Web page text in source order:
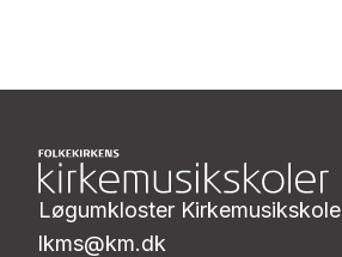
Løgumkloster Kirkemusikskole
lkms@km.dk